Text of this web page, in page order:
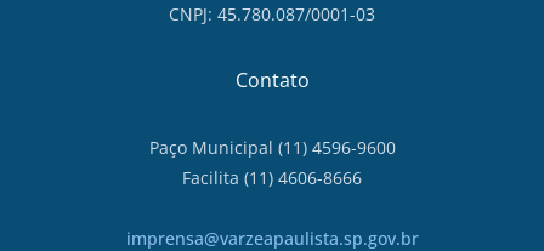
CNPJ: 45.780.087/0001-03
Contato
Paço Municipal (11) 4596-9600
Facilita (11) 4606-8666
imprensa@varzeapaulista.sp.gov.br